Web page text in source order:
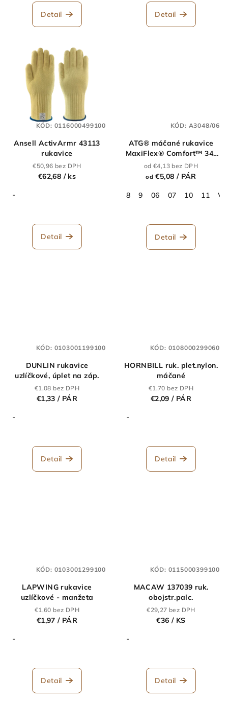
Detail Detail
Ansell ActivArmr 43113
rukavice
€50,96 bez DPH
€62,68 / ks
-
Detail
KÓD: 0116000499100
ATG® máčané rukavice
MaxiFlex® Comfort™ 34-
924
od €4,13 bez DPH
od €5,08 / PÁR
8 9 06 07 10 11
Detail
KÓD: A3048/06
DUNLIN rukavice
uzlíčkové, úplet na záp.
€1,08 bez DPH
€1,33/ PÁR
-
Detail
KÓD: 0103001199100
HORNBILL ruk. plet.nylon.
máčané
€1,70 bez DPH
€2,09/ PÁR
-
Detail
KÓD: 0108000299060
LAPWING rukavice
uzlíčkové - manžeta
€1,60 bez DPH
€1,97/ PÁR
-
Detail
KÓD: 0103001299100
MACAW 137039 ruk.
obojstr.palc.
€29,27 bez DPH
€36 / KS
-
Detail
KÓD: 0115000399100